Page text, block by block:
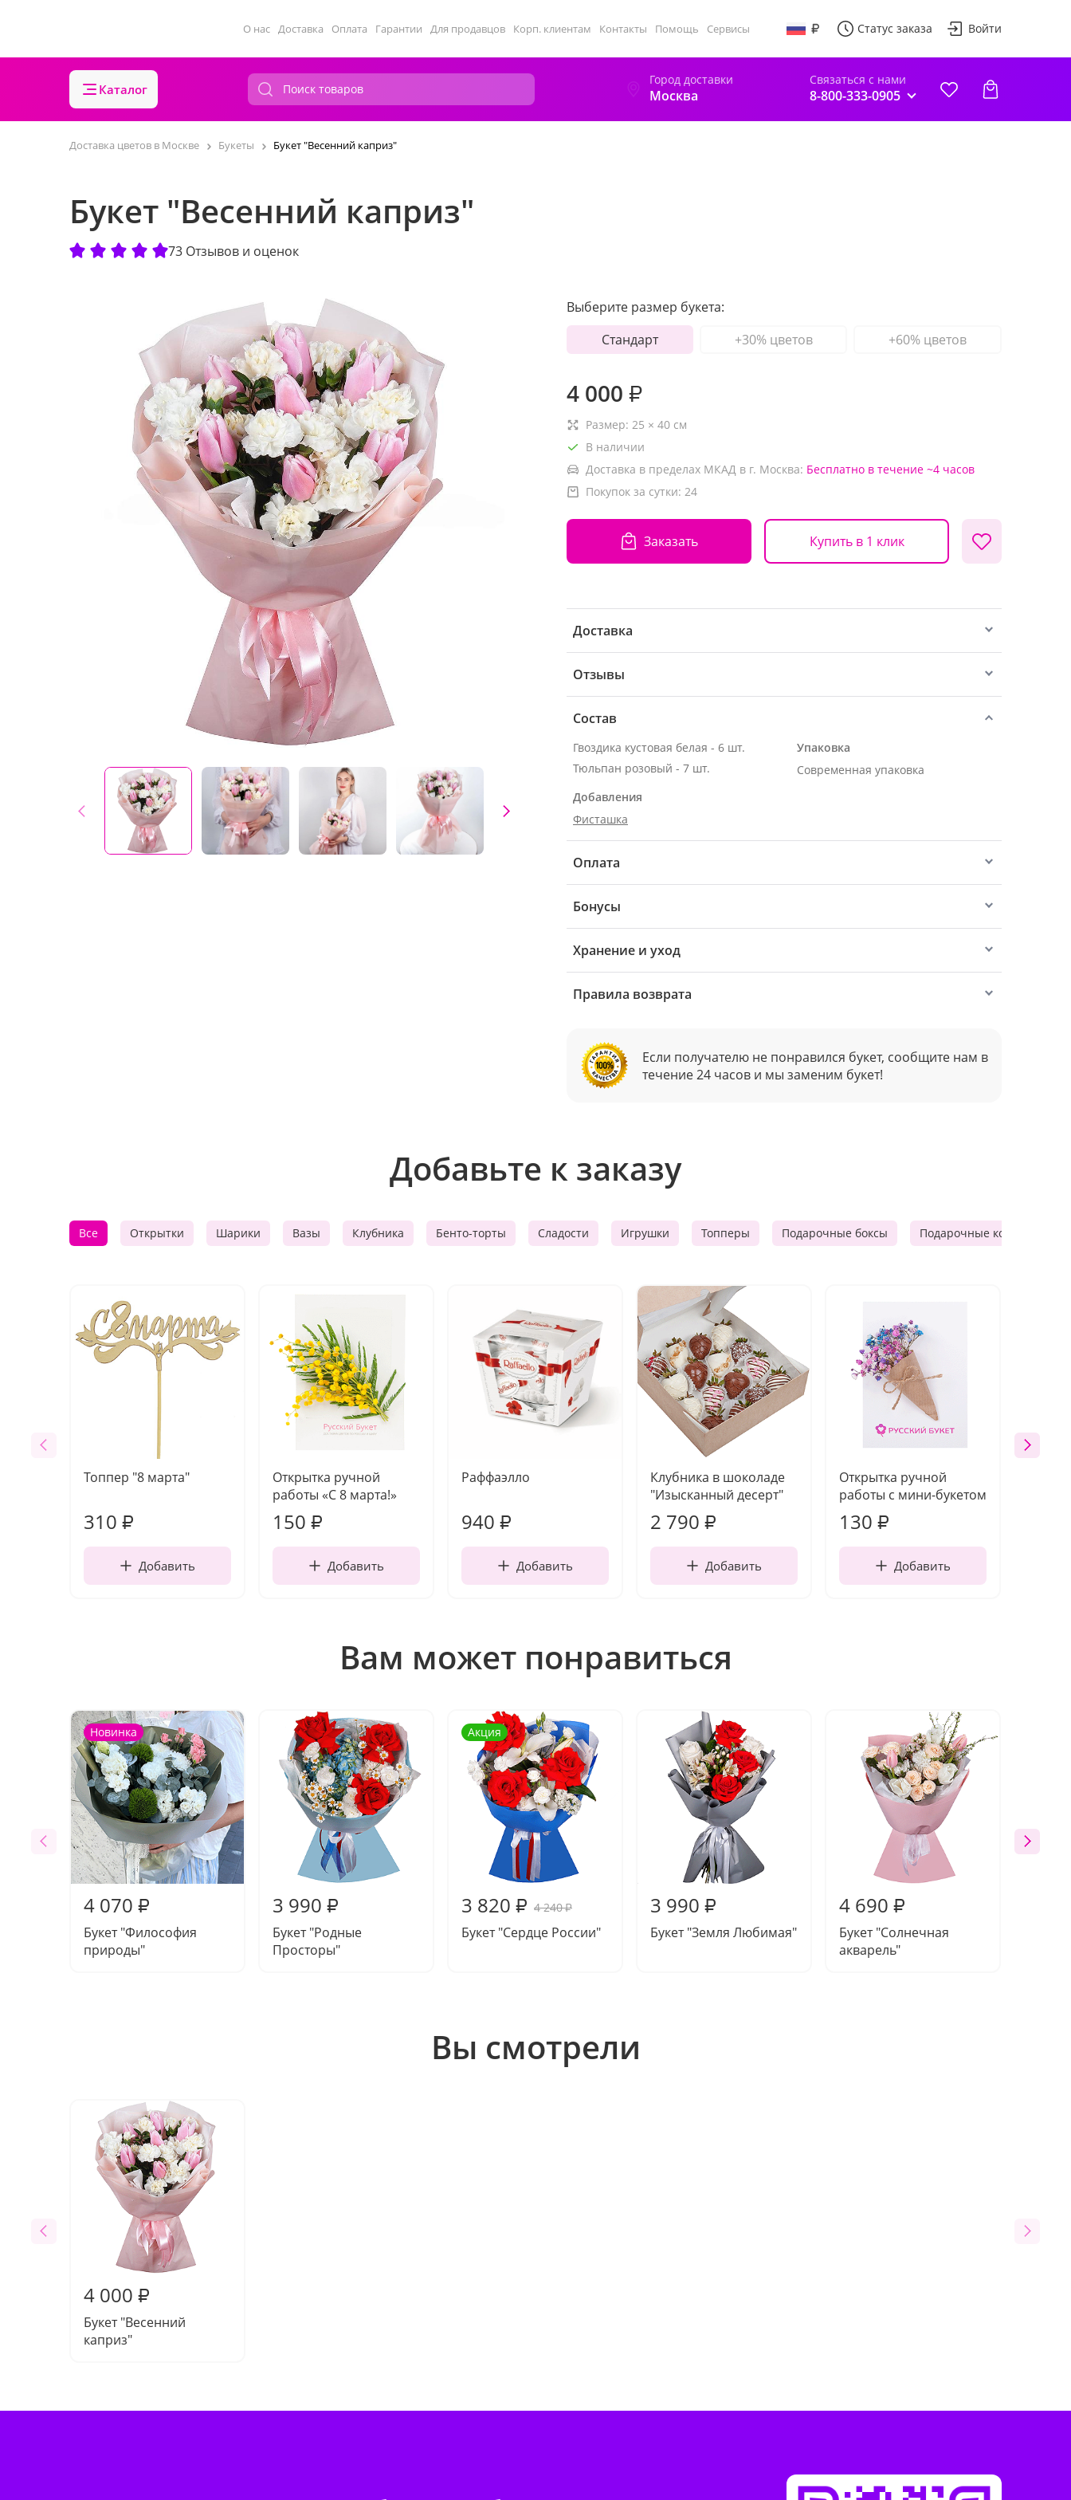
О нас Доставка Оплата Гарантии Для продавцов Корп. клиентам Контакты Помощь Сервисы Статус заказа Войти
Каталог
Город доставки
Москва
Связаться с нами
8-800-333-0905
Доставка цветов в Москве Букеты Букет "Весенний каприз"
Букет "Весенний каприз"
73 Отзывов и оценок
Выберите размер букета:
Стандарт
+30% цветов +60% цветов
4 000 ₽
Размер: 25 × 40 см
В наличии
Доставка в пределах МКАД в г. Москва: Бесплатно в течение ~4 часов
Покупок за сутки: 24
Заказать Купить в 1 клик
Доставка
Отзывы
Состав
Гвоздика кустовая белая - 6 шт.
Тюльпан розовый - 7 шт.
Добавления
Фисташка
Упаковка
Современная упаковка
Оплата
Бонусы
Хранение и уход
Правила возврата
Если получателю не понравился букет, сообщите нам в
течение 24 часов и мы заменим букет!
Добавьте к заказу
Все Открытки Шарики Вазы Клубника Бенто-торты Сладости Игрушки Топперы Подарочные боксы Подарочные корзины
Топпер "8 марта"
310 ₽
Добавить
Открытка ручной
работы «С 8 марта!»
150 ₽
Добавить
Раффаэлло
940 ₽
Добавить
Клубника в шоколаде
"Изысканный десерт"
2 790 ₽
Добавить
Открытка ручной
работы с мини-букетом
130 ₽
Добавить
Вам может понравиться
Новинка
4 070 ₽
Букет "Философия
природы"
3 990 ₽
Букет "Родные
Просторы"
Акция
3 820 ₽ 4 240₽
Букет "Сердце России"
3 990 ₽
Букет "Земля Любимая"
4 690 ₽
Букет "Солнечная
акварель"
Вы смотрели
4 000 ₽
Букет "Весенний
каприз"